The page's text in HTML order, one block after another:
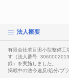
法人概要
有限会社若目田小型整備工
す（法人番号:
録）を実施しました。
掲載中の法令違反/処分/ブ